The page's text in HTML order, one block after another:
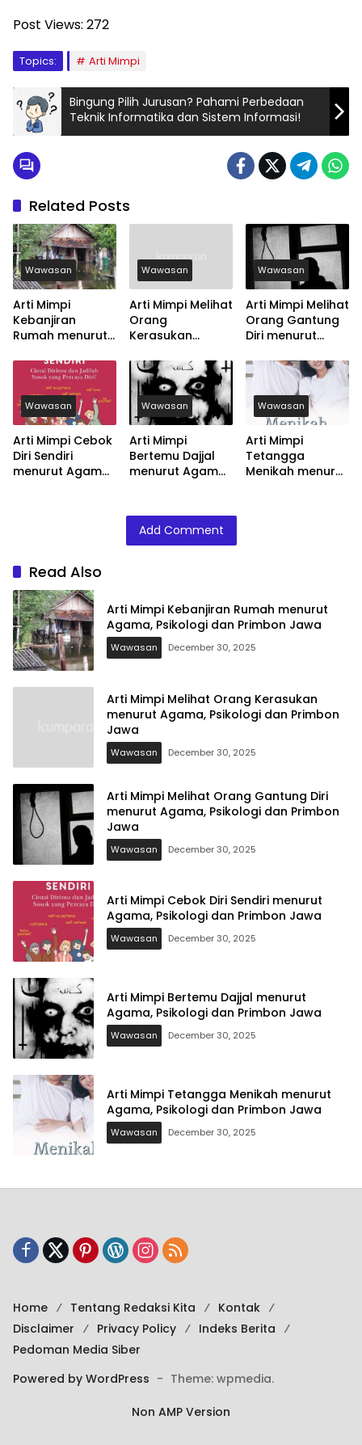
Post Views: 272
Topics: Arti Mimpi
Bingung Pilih Jurusan? Pahami Perbedaan
Teknik Informatika dan Sistem Informasi!
Related Posts
Wawasan
Arti Mimpi
Kebanjiran
Rumah menurut
dan Primbon
Jawa
Wawasan
Arti Mimpi Melihat
Orang
Kerasukan
Psikologi dan
Primbon Jawa
Wawasan
Arti Mimpi Melihat
Orang Gantung
Diri menurut
dan Primbon
Jawa
Wawasan
Arti Mimpi Cebok
Diri Sendiri
menurut Agama,
Wawasan
Arti Mimpi
Bertemu Dajjal
menurut Agama,
Wawasan
Arti Mimpi
Tetangga
Menikah menurut
Add Comment
Read Also
Arti Mimpi Kebanjiran Rumah menurut
Agama, Psikologi dan Primbon Jawa
Wawasan December 30, 2025
Arti Mimpi Melihat Orang Kerasukan
menurut Agama, Psikologi dan Primbon
Jawa
Wawasan December 30, 2025
Arti Mimpi Melihat Orang Gantung Diri
menurut Agama, Psikologi dan Primbon
Jawa
Wawasan December 30, 2025
Arti Mimpi Cebok Diri Sendiri menurut
Agama, Psikologi dan Primbon Jawa
Wawasan December 30, 2025
Arti Mimpi Bertemu Dajjal menurut
Agama, Psikologi dan Primbon Jawa
Wawasan December 30, 2025
Arti Mimpi Tetangga Menikah menurut
Agama, Psikologi dan Primbon Jawa
Wawasan December 30, 2025
Home Tentang Redaksi Kita
Kontak
Disclaimer
Privacy Policy
Indeks Berita
Pedoman Media Siber
Powered by WordPress - Theme: wpmedia.
Non AMP Version